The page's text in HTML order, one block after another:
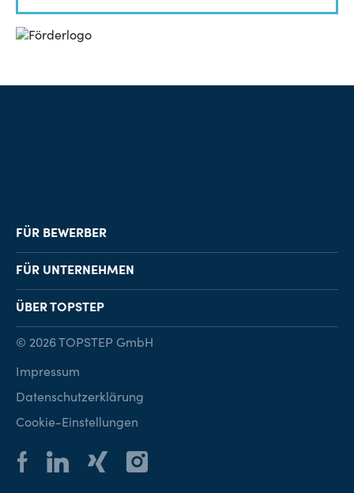
FÜR BEWERBER
Job-Finder
Karriereberatung
FÜR UNTERNEHMEN
Personalvermittlung
Personalsuche
ÜBER TOPSTEP
Kontakt
© 2026 TOPSTEP GmbH
Impressum
Datenschutzerklärung
Cookie-Einstellungen